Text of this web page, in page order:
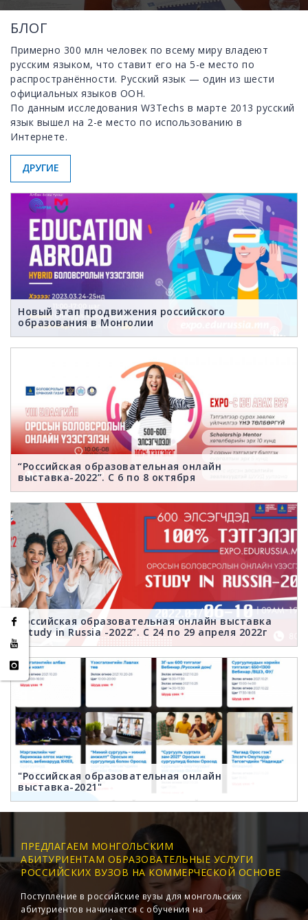
БЛОГ
Примерно 300 млн человек по всему миру владеют
русским языком, что ставит его на 5-е место по
распространённости. Русский язык — один из шести
официальных языков ООН.
По данным исследования W3Techs в марте 2013 русский
язык вышел на 2-е место по использованию в
Интернете.
ДРУГИЕ
Новый этап продвижения российского
образования в Монголии
“Российская образовательная онлайн
выставка-2022”. С 6 по 8 октября
Российская образовательная онлайн выставка
“Study in Russia -2022”. С 24 по 29 апреля 2022г
"Российская образовательная онлайн
выставка-2021"
ПРЕДЛАГАЕМ МОНГОЛЬСКИМ
АБИТУРИЕНТАМ ОБРАЗОВАТЕЛЬНЫЕ УСЛУГИ
РОССИЙСКИХ ВУЗОВ НА КОММЕРЧЕСКОЙ ОСНОВЕ
Поступление в российские вузы для монгольских
абитуриентов начинается с обучения на